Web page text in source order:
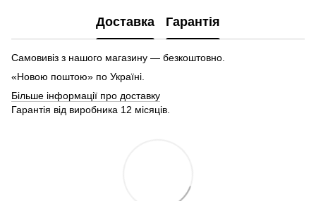
Доставка Гарантія
Самовивіз з нашого магазину — безкоштовно.
«Новою поштою» по Україні.
Більше інформації про доставку
Гарантія від виробника 12 місяців.